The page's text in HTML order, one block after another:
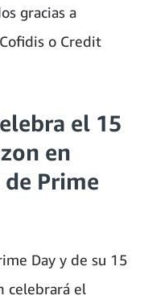
gracias a
o Credit
el 15
en
de Prime
Day y de su 15
celebrará el